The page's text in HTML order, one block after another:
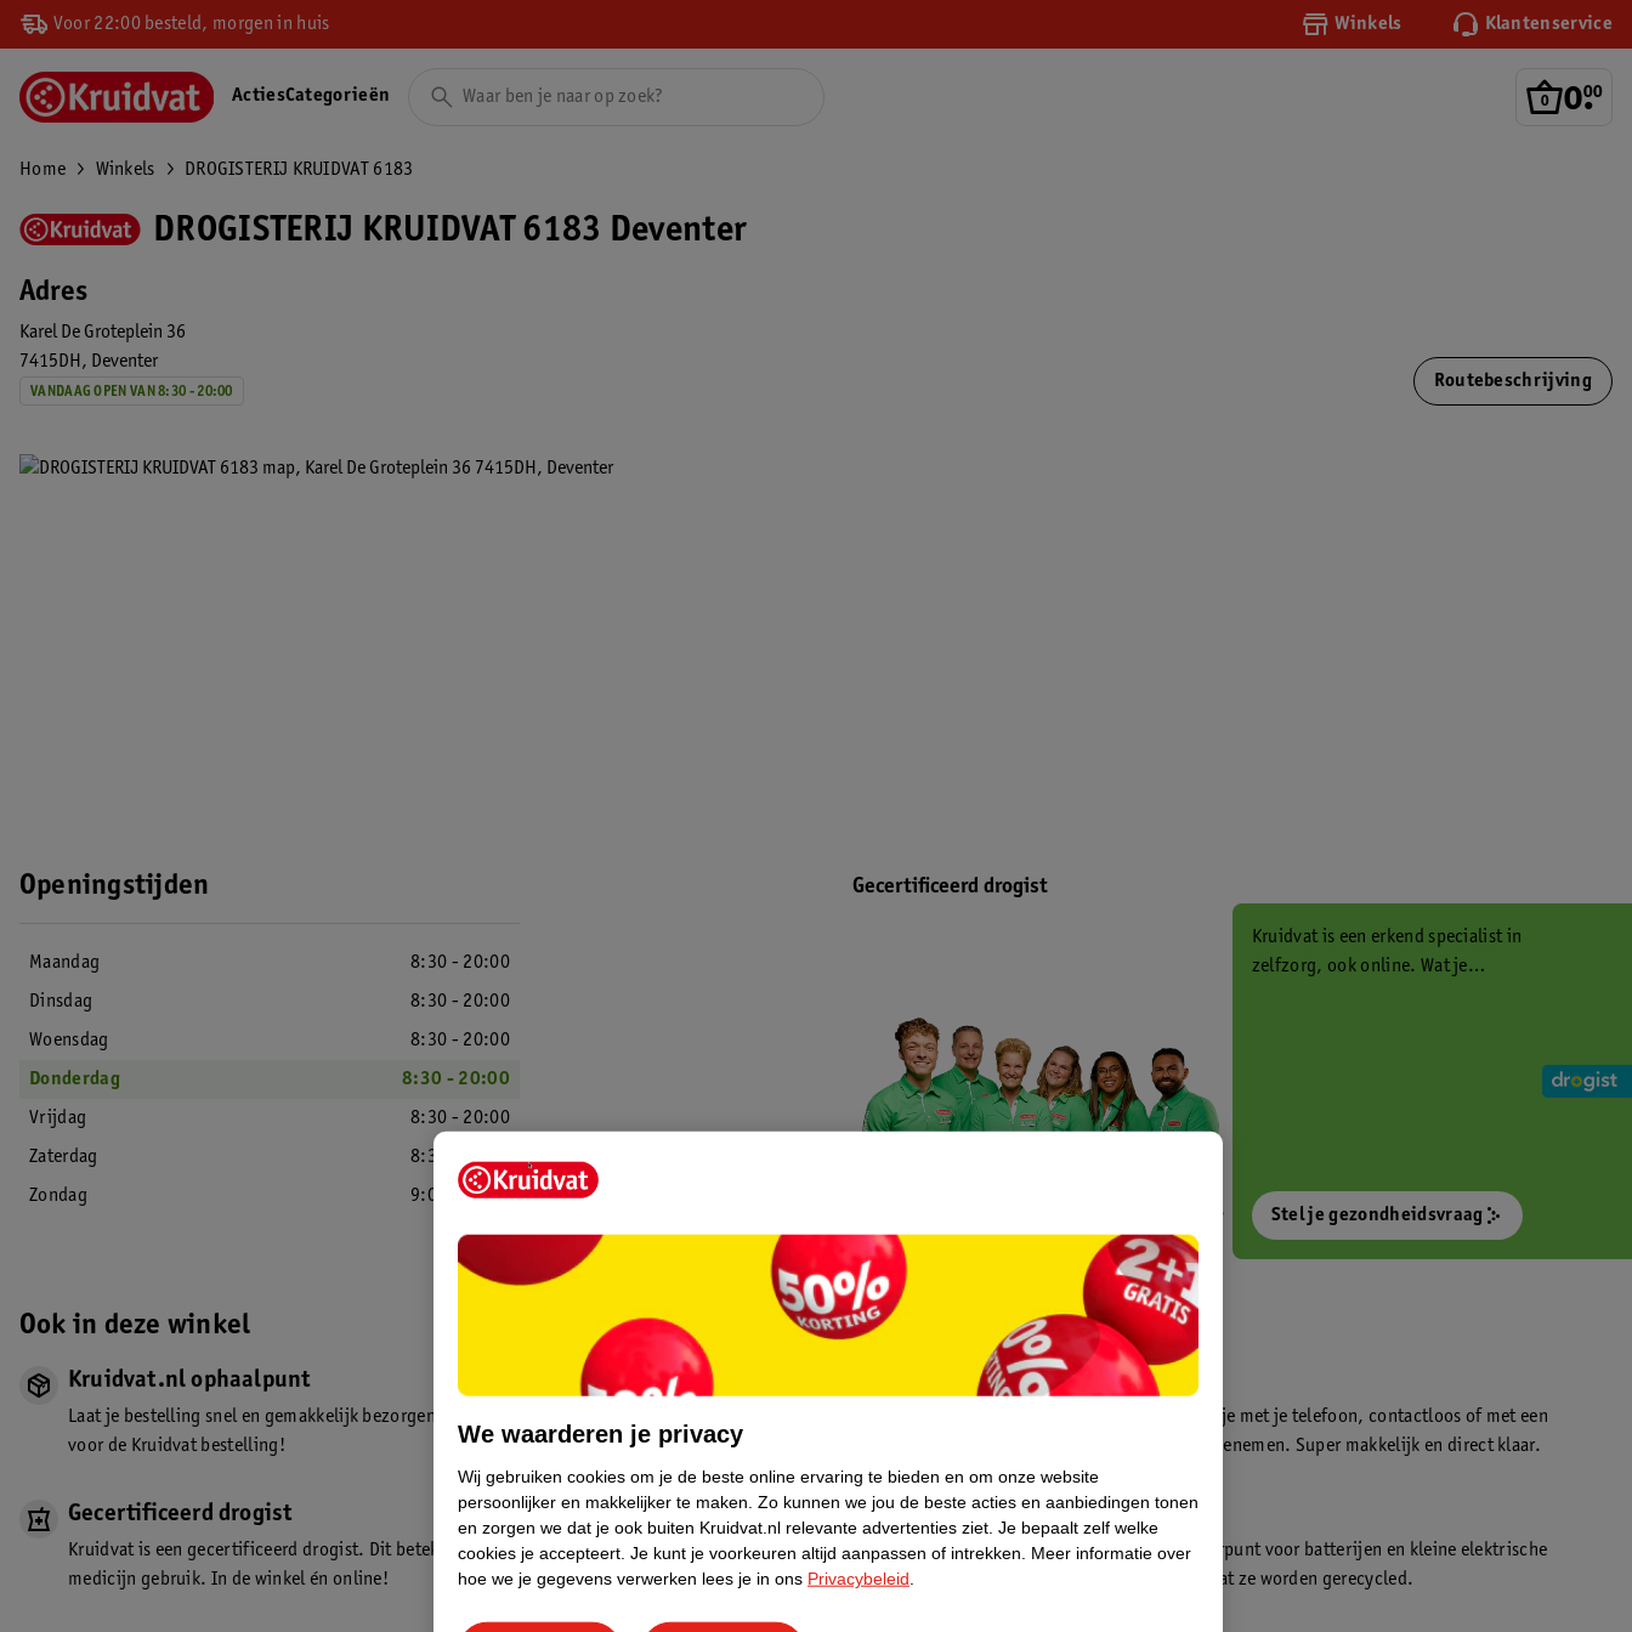
Voor 22:00 besteld, morgen in huis Winkels Klantenservice
0.
00
ActiesCategorieën
Home Winkels DROGISTERIJ KRUIDVAT 6183
DROGISTERIJ KRUIDVAT 6183 Deventer
Adres
Karel De Groteplein 36
7415DH
Deventer
VANDAAG OPEN VAN 8:30 - 20:00
Routebeschrijving
Openingstijden
Maandag
8:30 - 20:00
Dinsdag
8:30 - 20:00
Woensdag
8:30 - 20:00
Donderdag
8:30 - 20:00
Vrijdag
8:30 - 20:00
Zaterdag
8:30 - 20:00
Zondag
9:00 - 18:00
Gecertificeerd drogist
Kruidvat is een erkend specialist in
zelfzorg, ook online. Wat je
Stel je gezondheidsvraag
Ook in deze winkel
Kruidvat.nl ophaalpunt
Laat je bestelling snel en gemakkelijk bezorgen in de winkel. Zo hoef je niet thuis te blijven
voor de Kruidvat bestelling!
Gecertificeerd drogist
Kruidvat is een gecertificeerd drogist. Dit betekent dat je deskundig advies krijgt over
medicijn gebruik. In de winkel én online!
Kruidvat fotokiosk
In de winkel vind je een fotokiosk waarmee je met je telefoon, contactloos of met een
geheugenkaartje, jouw foto’s direct kan meenemen. Super makkelijk en direct klaar.
WeCycle inleverpunt
In deze Kruidvat vind je een WeCycle inleverpunt voor batterijen en kleine elektrische
apparaten. Deze kan je gratis inleveren zodat ze worden gerecycled.
We waarderen je privacy
Wij gebruiken cookies om je de beste online ervaring te bieden en om onze website
persoonlijker en makkelijker te maken. Zo kunnen we jou de beste acties en aanbiedingen tonen
en zorgen we dat je ook buiten Kruidvat.nl relevante advertenties ziet. Je bepaalt zelf welke
cookies je accepteert. Je kunt je voorkeuren altijd aanpassen of intrekken.
Meer informatie over
hoe we je gegevens verwerken lees je in ons Privacybeleid